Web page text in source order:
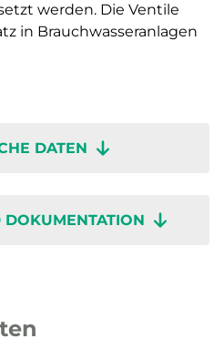
werden. Die Ventile
in Brauchwasseranlagen
DATEN